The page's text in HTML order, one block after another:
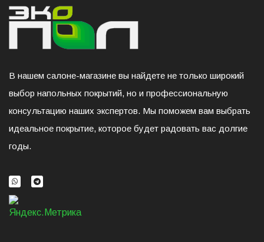
В нашем салоне-магазине вы найдете не только широкий
выбор напольных покрытий, но и профессиональную
консультацию наших экспертов. Мы поможем вам выбрать
идеальное покрытие, которое будет радовать вас долгие
годы.